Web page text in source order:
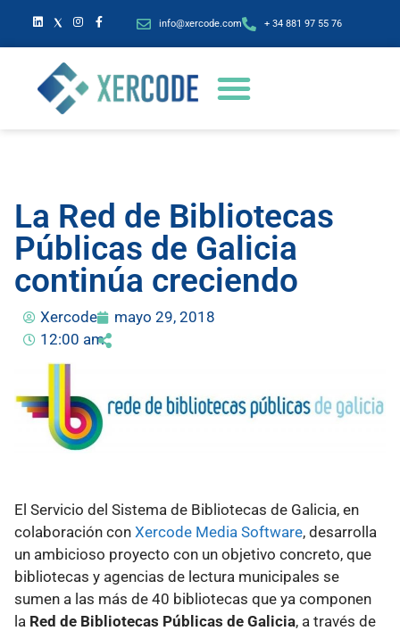
info@xercode.com + 34 881 97 55 76
La Red de Bibliotecas
Públicas de Galicia
continúa creciendo
Xercode
mayo 29, 2018
12:00 am
El Servicio del Sistema de Bibliotecas de Galicia, en
colaboración con Xercode Media Software, desarrolla
un ambicioso proyecto con un objetivo concreto, que
bibliotecas y agencias de lectura municipales se
sumen a las más de 40 bibliotecas que ya componen
la Red de Bibliotecas Públicas de Galicia, a través de